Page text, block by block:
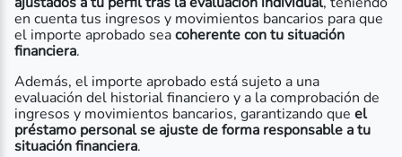
en cuenta tus ingresos y movimientos bancarios para que
el importe aprobado seacoherente con tu situación
financiera.
Además, el importe aprobado está sujeto a una
evaluación del historial financiero y a la comprobación de
ingresos y movimientos bancarios, garantizando que el
préstamo personal se ajuste de forma responsable a tu
situación financiera.